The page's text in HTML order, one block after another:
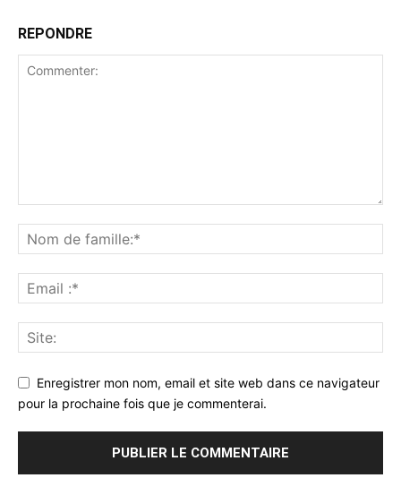
REPONDRE
Enregistrer mon nom, email et site web dans ce navigateur
pour la prochaine fois que je commenterai.